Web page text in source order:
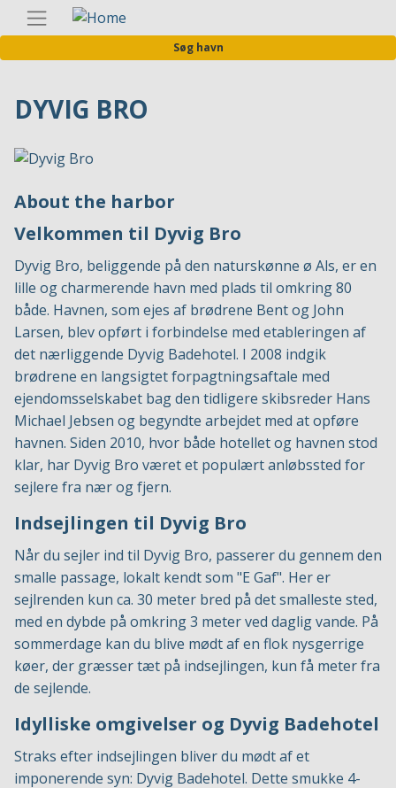
til
hovedindhold
Søg havn
DYVIG BRO
About the harbor
Velkommen til Dyvig Bro
Dyvig Bro, beliggende på den naturskønne ø Als, er en
lille og charmerende havn med plads til omkring 80
både. Havnen, som ejes af brødrene Bent og John
Larsen, blev opført i forbindelse med etableringen af
det nærliggende Dyvig Badehotel. I 2008 indgik
brødrene en langsigtet forpagtningsaftale med
ejendomsselskabet bag den tidligere skibsreder Hans
Michael Jebsen og begyndte arbejdet med at opføre
havnen. Siden 2010, hvor både hotellet og havnen stod
klar, har Dyvig Bro været et populært anløbssted for
sejlere fra nær og fjern.
Indsejlingen til Dyvig Bro
Når du sejler ind til Dyvig Bro, passerer du gennem den
smalle passage, lokalt kendt som "E Gaf". Her er
sejlrenden kun ca. 30 meter bred på det smalleste sted,
med en dybde på omkring 3 meter ved daglig vande. På
sommerdage kan du blive mødt af en flok nysgerrige
køer, der græsser tæt på indsejlingen, kun få meter fra
de sejlende.
Idylliske omgivelser og Dyvig Badehotel
Straks efter indsejlingen bliver du mødt af et
imponerende syn: Dyvig Badehotel. Dette smukke 4-